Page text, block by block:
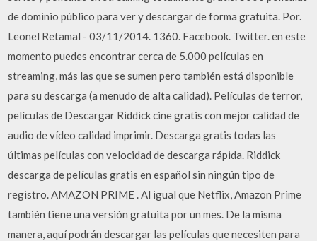
de dominio público para ver y descargar de forma gratuita. Por.
Leonel Retamal - 03/11/2014. 1360. Facebook. Twitter. en este
momento puedes encontrar cerca de 5.000 películas en
streaming, más las que se sumen pero también está disponible
para su descarga (a menudo de alta calidad). Películas de terror,
películas de Descargar Riddick cine gratis con mejor calidad de
audio de vídeo calidad imprimir. Descarga gratis todas las
últimas películas con velocidad de descarga rápida. Riddick
descarga de películas gratis en español sin ningún tipo de
registro. AMAZON PRIME . Al igual que Netflix, Amazon Prime
también tiene una versión gratuita por un mes. De la misma
manera, aquí podrán descargar las películas que necesiten para